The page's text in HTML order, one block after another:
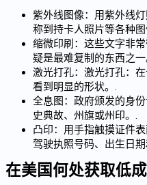
紫外线图像：用紫外线
称到持卡人照片等各种图
缩微印刷：这些文字非
疑是最难复制的东西之一
激光打孔：激光打孔：
看到明显的形状。.
全息图：政府颁发的身
史典故、州旗或州印。.
凸印：用手指触摸证件
驾驶执照号码、出生日
在美国何处获取低